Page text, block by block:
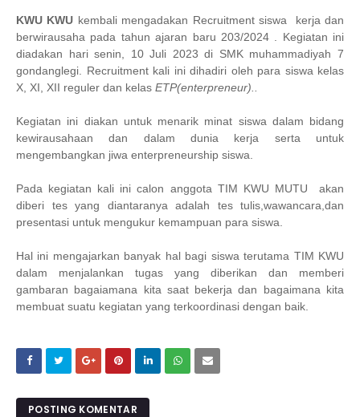
KWU KWU kembali mengadakan Recruitment siswa kerja dan
berwirausaha pada tahun ajaran baru 203/2024 . Kegiatan ini
diadakan hari senin, 10 Juli 2023 di SMK muhammadiyah 7
gondanglegi. Recruitment kali ini dihadiri oleh para siswa kelas
X, XI, XII reguler dan kelas ETP(enterpreneur)..
Kegiatan ini diakan untuk menarik minat siswa dalam bidang
kewirausahaan dan dalam dunia kerja serta untuk
mengembangkan jiwa enterpreneurship siswa.
Pada kegiatan kali ini calon anggota TIM KWU MUTU akan
diberi tes yang diantaranya adalah tes tulis,wawancara,dan
presentasi untuk mengukur kemampuan para siswa.
Hal ini mengajarkan banyak hal bagi siswa terutama TIM KWU
dalam menjalankan tugas yang diberikan dan memberi
gambaran bagaiamana kita saat bekerja dan bagaimana kita
membuat suatu kegiatan yang terkoordinasi dengan baik.
POSTING KOMENTAR